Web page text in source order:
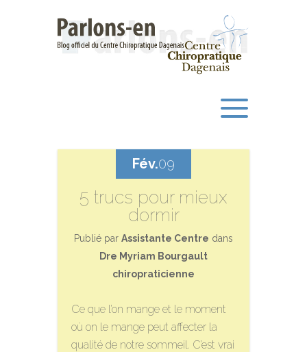
5 trucs pour mieux
dormir
Publié par Assistante Centre dans
Dre Myriam Bourgault
chiropraticienne
Ce que l’on mange et le moment
où on le mange peut affecter la
qualité de notre sommeil. C’est vrai
Fév.09